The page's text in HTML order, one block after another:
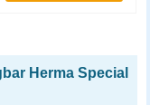
Herma Special